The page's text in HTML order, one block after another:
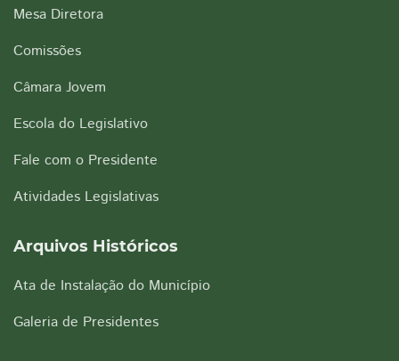
Mesa Diretora
Comissões
Câmara Jovem
Escola do Legislativo
Fale com o Presidente
Atividades Legislativas
Arquivos Históricos
Ata de Instalação do Município
Galeria de Presidentes